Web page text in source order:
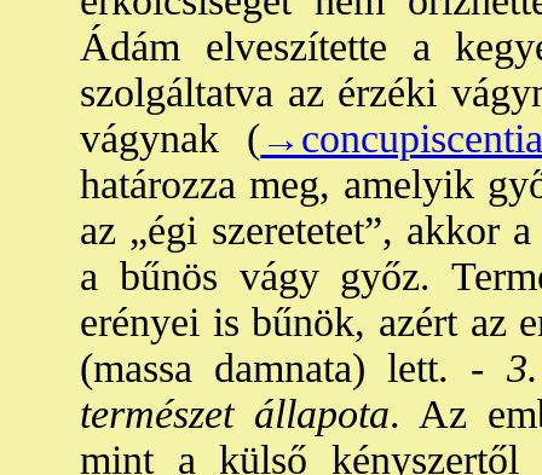
Ádám elveszítette a
szolgáltatva az érzéki
vágynak (
határozza meg, amelyik
az „égi szeretetet”, akkor
a bűnös vágy győz.
erényei is bűnök, azért az
(massa damnata) lett. -
természet állapota. Az
mint a külső kényszertől